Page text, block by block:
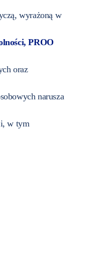
wyrażoną w
PROO
oraz
narusza
w tym